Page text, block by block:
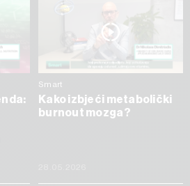
Smart
Kako izbjeći metabolički
burnout mozga?